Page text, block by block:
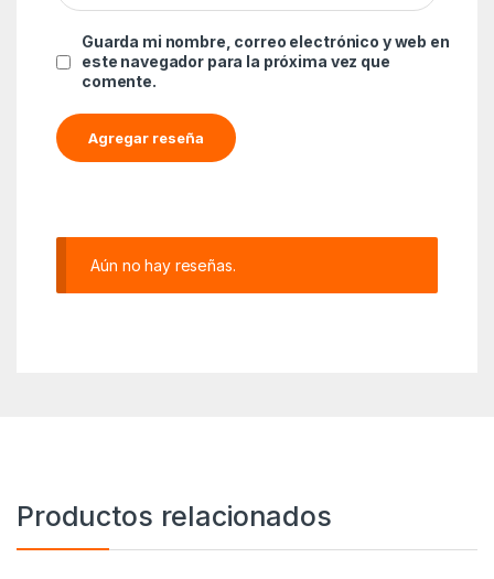
Guarda mi nombre, correo electrónico y web en
este navegador para la próxima vez que
comente.
Aún no hay reseñas.
Productos relacionados